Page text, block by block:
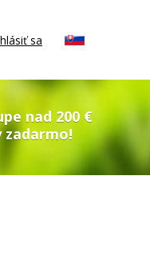
sa
nad 200 €
zadarmo!